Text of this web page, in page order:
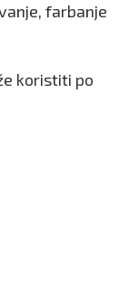
farbanje
koristiti po